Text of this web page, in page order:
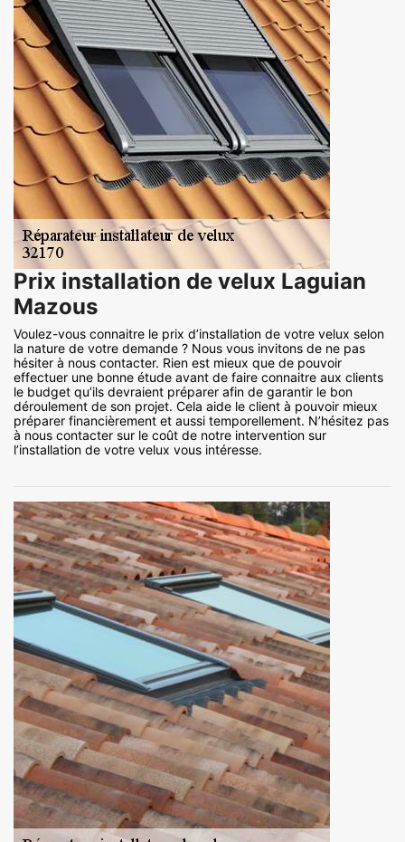
Prix installation de velux Laguian
Mazous
Voulez-vous connaitre le prix d’installation de votre velux selon
la nature de votre demande ? Nous vous invitons de ne pas
hésiter à nous contacter. Rien est mieux que de pouvoir
effectuer une bonne étude avant de faire connaitre aux clients
le budget qu’ils devraient préparer afin de garantir le bon
déroulement de son projet. Cela aide le client à pouvoir mieux
préparer financièrement et aussi temporellement. N’hésitez pas
à nous contacter sur le coût de notre intervention sur
l’installation de votre velux vous intéresse.